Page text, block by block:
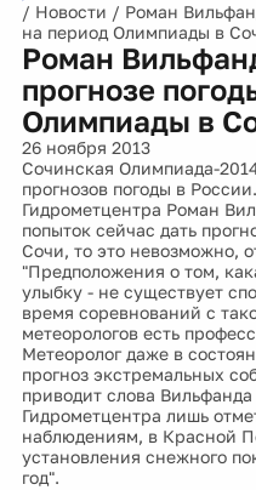
/ Новости / Роман
на период Олимпиады в
Роман
прогнозе
Олимпиады в
26 ноября 2013
Сочинская Олимпиада-
прогнозов погоды в
Гидрометцентра Роман
попыток сейчас дать
Сочи, то это невозможно,
"Предположения о том,
улыбку - не существует
время соревнований с
метеорологов есть
Метеоролог даже в
прогноз экстремальных
приводит слова
Гидрометцентра лишь
наблюдениям, в Красной
установления снежного
год".